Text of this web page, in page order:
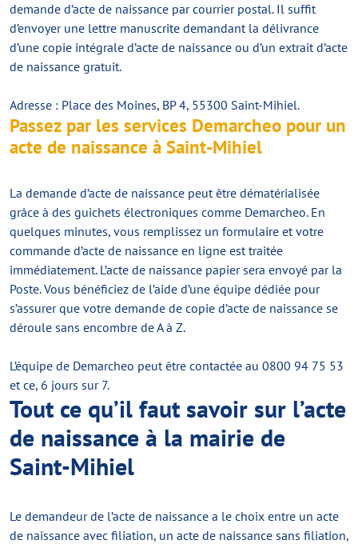
demande d’acte de naissance par courrier postal. Il suffit
d’envoyer une lettre manuscrite demandant la délivrance
d’une copie intégrale d’acte de naissance ou d’un extrait d’acte
de naissance gratuit.
Adresse : Place des Moines, BP 4, 55300 Saint-Mihiel.
Passez par les services Demarcheo pour un
acte de naissance à Saint-Mihiel
La demande d’acte de naissance peut être dématérialisée
grâce à des guichets électroniques comme Demarcheo. En
quelques minutes, vous remplissez un formulaire et votre
commande d’acte de naissance en ligne est traitée
immédiatement. L’acte de naissance papier sera envoyé par la
Poste. Vous bénéficiez de l’aide d’une équipe dédiée pour
s’assurer que votre demande de copie d’acte de naissance se
déroule sans encombre de A à Z.
L’équipe de Demarcheo peut être contactée au 0800 94 75 53
et ce, 6 jours sur 7.
Tout ce qu’il faut savoir sur l’acte
de naissance à la mairie de
Saint-Mihiel
Le demandeur de l’acte de naissance a le choix entre un acte
de naissance avec filiation, un acte de naissance sans filiation,